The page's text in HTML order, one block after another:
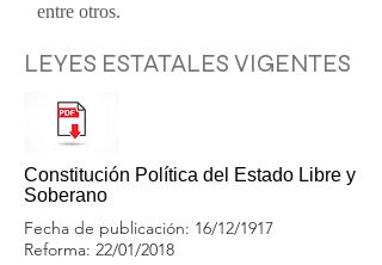
entre otros.
LEYES ESTATALES VIGENTES
Constitución Política del Estado Libre y
Soberano
Fecha de publicación: 16/12/1917
Reforma: 22/01/2018